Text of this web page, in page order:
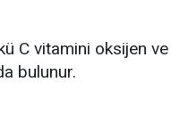
vitamini oksijen ve
bulunur.